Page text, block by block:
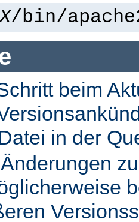
/bin/
beim
in der